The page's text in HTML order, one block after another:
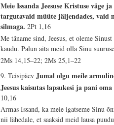
Meie Issanda Jeesuse Kristuse väge
targutavaid müüte jäljendades, vaid
silmaga.2Pt 1,16
Me täname sind, Jeesus, et oleme
kaudu. Palun aita meid olla Sinu
2Ms 14,15–22; 2Ms 25,1–22
9. TeisipäevJumal olgu meile
Jeesus kaisutas lapsukesi ja pani
10,16
Armas Issand, ka meie igatseme Sinu
nii lähedale, et saaksid meid lausa